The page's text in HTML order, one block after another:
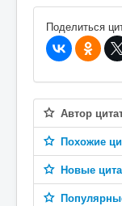
В избранное
Поделиться
Автор
Похожие
Новые